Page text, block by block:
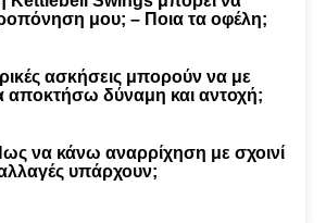
μου; – Ποια τα οφέλη;
ασκήσεις μπορούν να με
αποκτήσω δύναμη και αντοχή;
να κάνω αναρρίχηση με σχοινί
υπάρχουν;